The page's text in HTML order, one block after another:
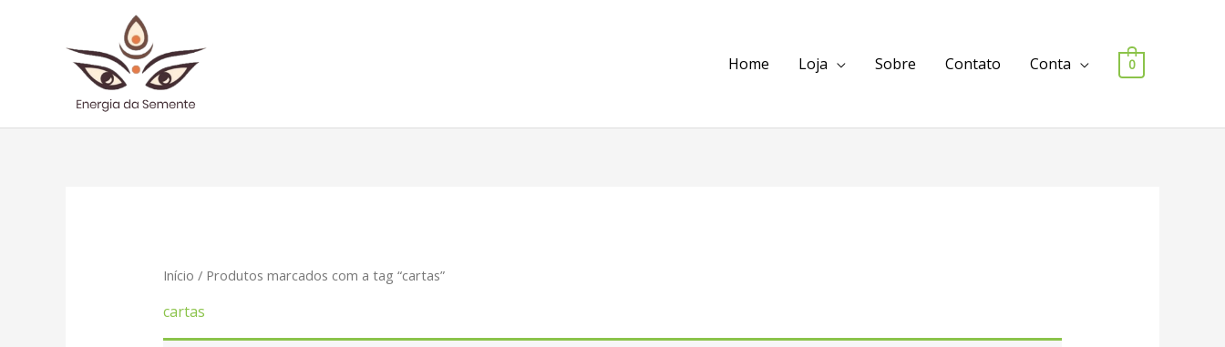
Home Loja Sobre Contato Conta 0
Início / Produtos marcados com a tag “cartas”
cartas